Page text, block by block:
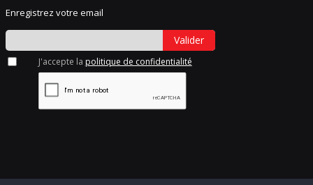
Enregistrez votre email
Valider
J'accepte la politique de confidentialité